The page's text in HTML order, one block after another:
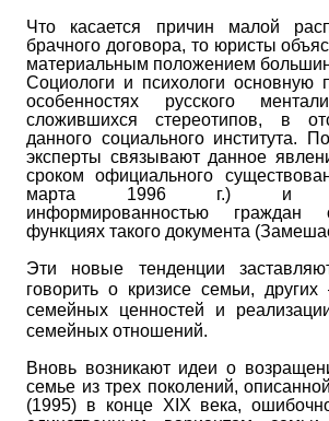
Что касается причин малой
брачного договора, то юристы
материальным положением
Социологи и психологи основную
особенностях русского
сложившихся стереотипов, в
данного социального института.
эксперты связывают данное
сроком официального
марта 1996 г.) и
информированностью
функциях такого документа
Эти новые тенденции
говорить о кризисе семьи,
семейных ценностей и
семейных отношений.
Вновь возникают идеи о
семье из трех поколений,
(1995) в конце XIX века,